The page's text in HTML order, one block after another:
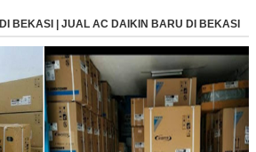
BEKASI | JUAL AC DAIKIN BARU DI BEKASI